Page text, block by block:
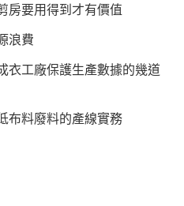
房要用得到才有價值
浪費
衣工廠保護生產數據的幾道
布料廢料的產線實務